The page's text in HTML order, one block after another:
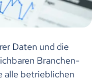
Daten und die
Branchen-
alle betrieblichen